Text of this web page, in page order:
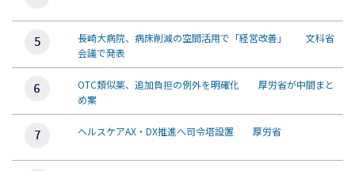
長崎大病院、病床削減の空間活用で「経営改善」 文科省
会議で発表
OTC類似薬、追加負担の例外を明確化 厚労省が中間まと
め案
ヘルスケアAX・DX推進へ司令塔設置 厚労省